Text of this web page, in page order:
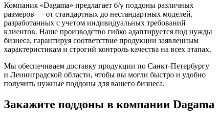
Компания «Dagama» предлагает б/у поддоны различных
размеров — от стандартных до нестандартных моделей,
разработанных с учетом индивидуальных требований
клиентов. Наше производство гибко адаптируется под нужды
бизнеса, гарантируя соответствие продукции заявленным
характеристикам и строгий контроль качества на всех этапах.
Мы обеспечиваем доставку продукции по Санкт-Петербургу
и Ленинградской области, чтобы вы могли быстро и удобно
получить нужные поддоны для вашего бизнеса.
Закажите поддоны в компании Dagama